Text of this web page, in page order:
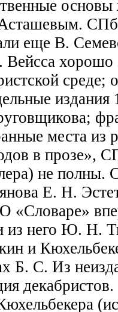
еще В.
хорошо
среде;
издания
места из
в прозе»,
не полны.
Е. Н.
«Словаре»
из него Ю. Н.
и
Б. С. Из